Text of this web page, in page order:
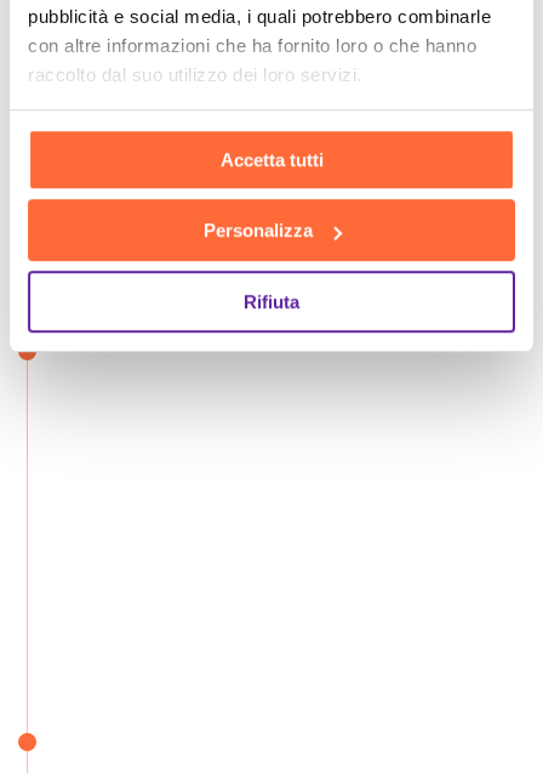
pubblicità e social media, i quali potrebbero combinarle
con altre informazioni che ha fornito loro o che hanno
raccolto dal suo utilizzo dei loro servizi.
Accetta tutti
Personalizza
Rifiuta